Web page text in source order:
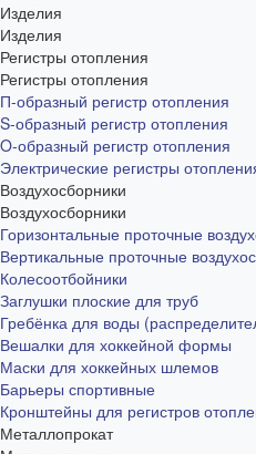
Изделия
Изделия
Регистры отопления
Регистры отопления
П-образный регистр отопления
S-образный регистр отопления
O-образный регистр отопления
Электрические регистры
Воздухосборники
Воздухосборники
Горизонтальные проточные
Вертикальные проточные
Колесоотбойники
Заглушки плоские для труб
Гребёнка для воды
Вешалки для хоккейной формы
Маски для хоккейных шлемов
Барьеры спортивные
Кронштейны для регистров
Металлопрокат